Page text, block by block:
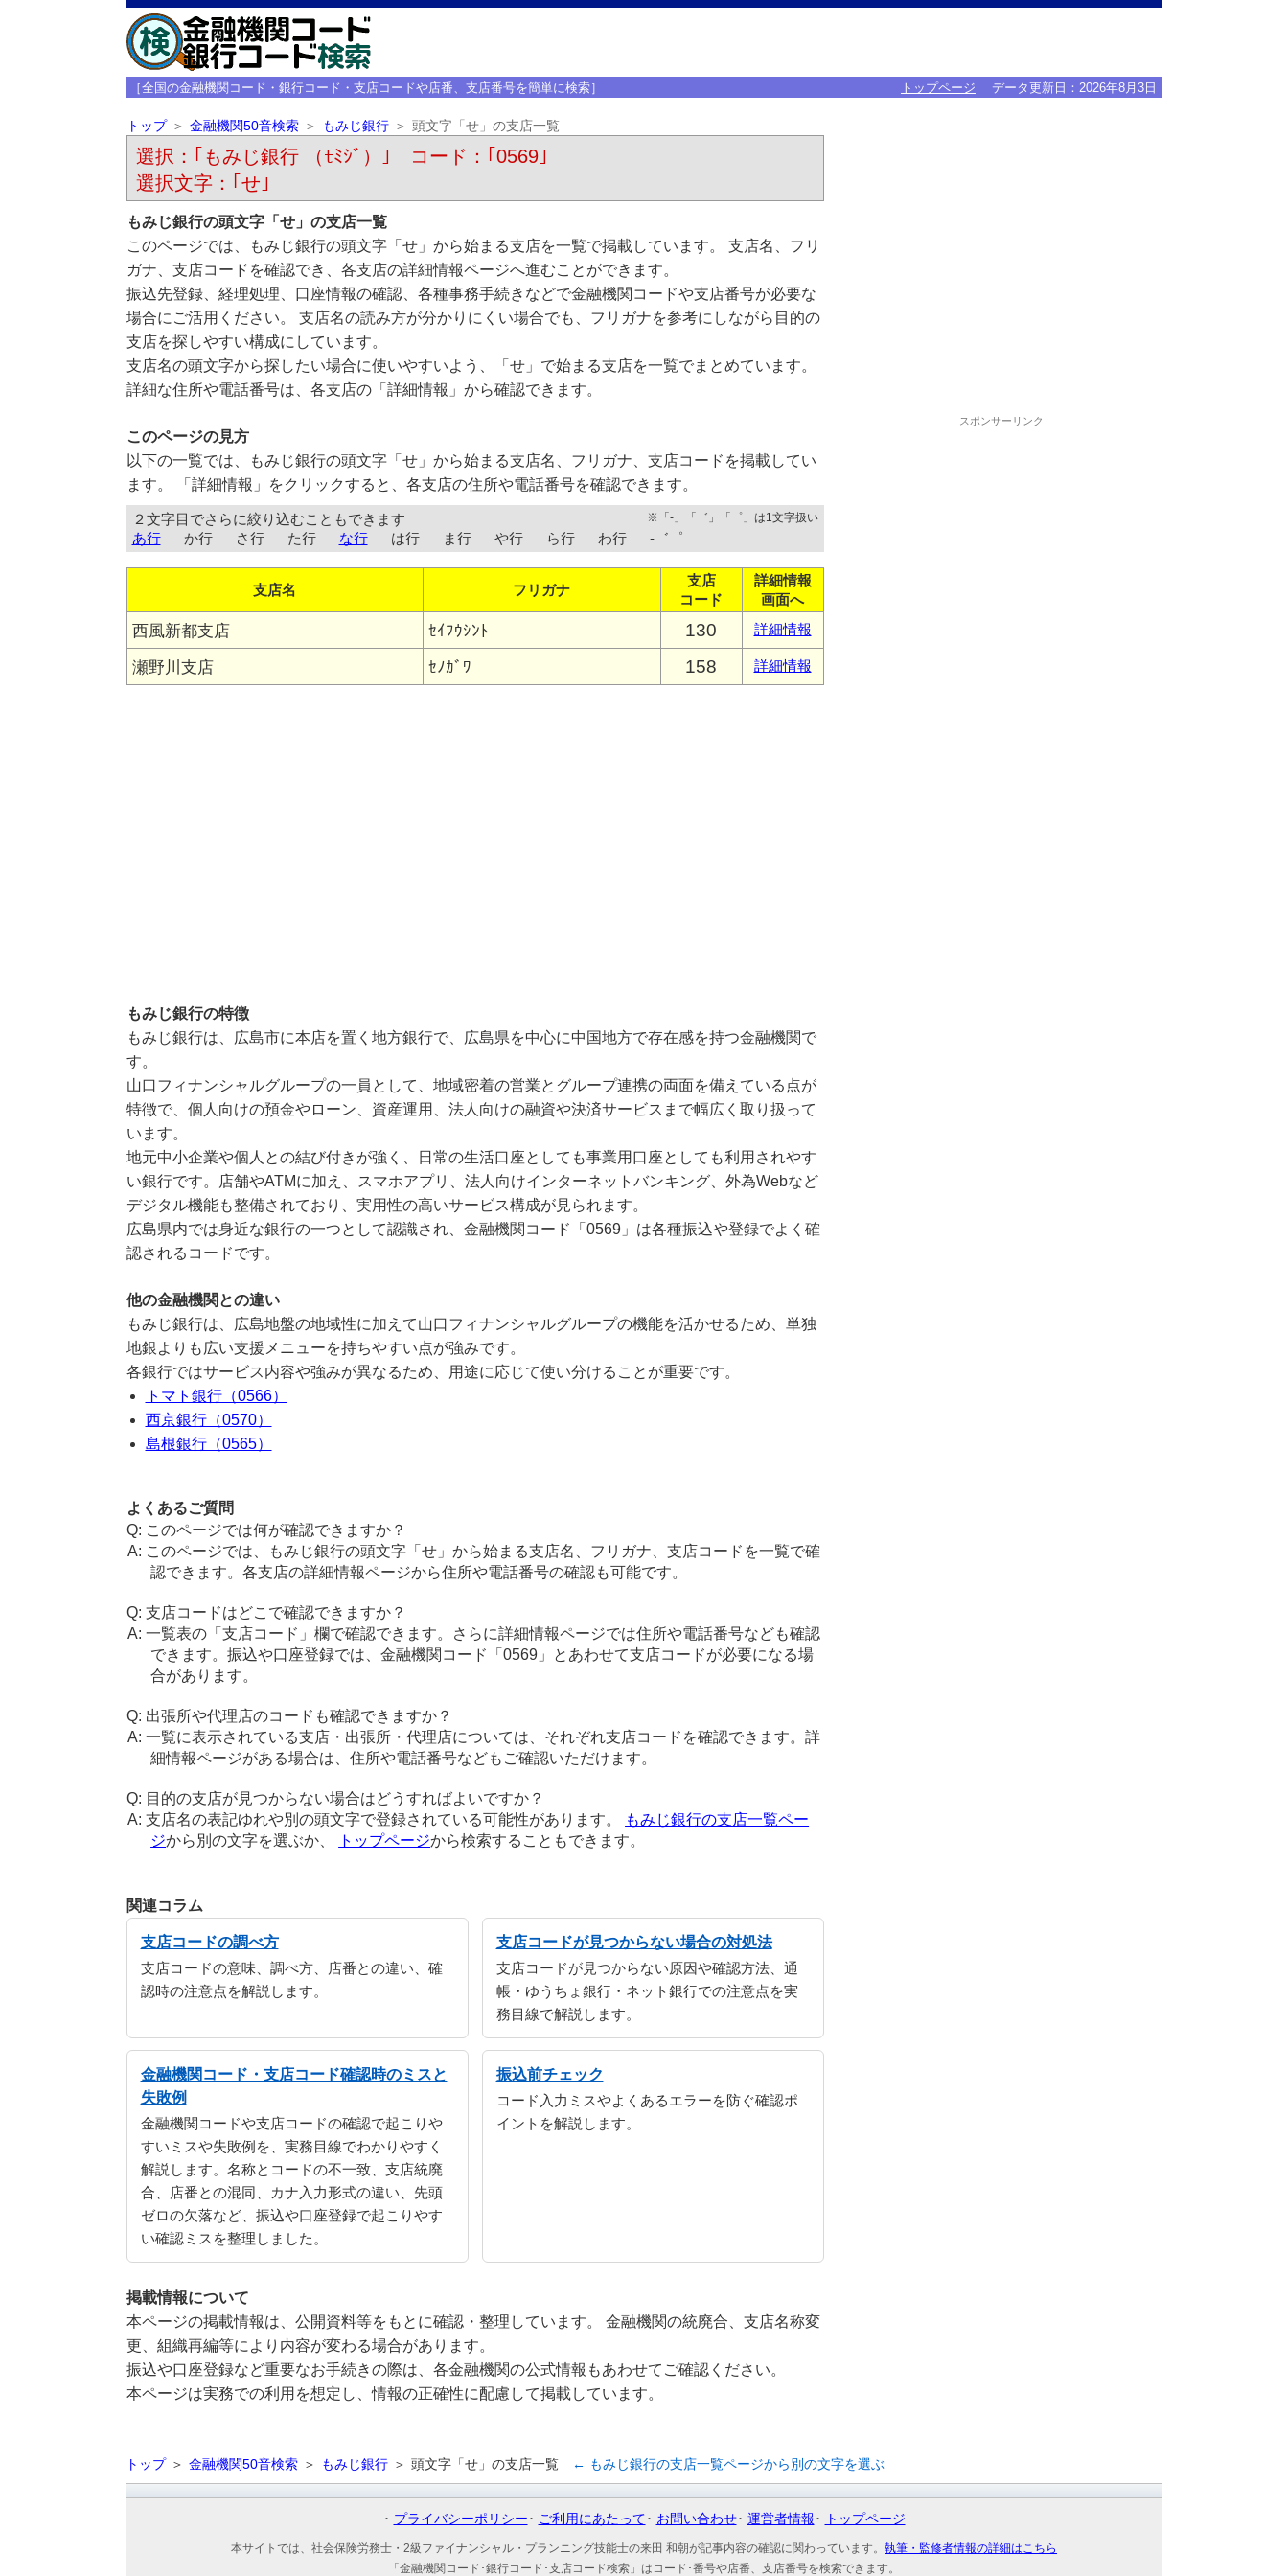
［全国の金融機関コード・銀行コード・支店コードや店番、支店番号を簡単に検索］ トップページ データ更新日： 2026年8月3日
トップ 金融機関50音検索 もみじ銀行 頭文字「せ」の支店一覧
選択：｢もみじ銀行 （ﾓﾐｼﾞ）｣ コード：｢0569｣
選択文字：｢せ｣
もみじ銀行の頭文字「せ」の支店一覧
このページでは、もみじ銀行の頭文字「せ」から始まる支店を一覧で掲載しています。 支店名、フリ
ガナ、支店コードを確認でき、各支店の詳細情報ページへ進むことができます。
振込先登録、経理処理、口座情報の確認、各種事務手続きなどで金融機関コードや支店番号が必要な
場合にご活用ください。 支店名の読み方が分かりにくい場合でも、フリガナを参考にしながら目的の
支店を探しやすい構成にしています。
支店名の頭文字から探したい場合に使いやすいよう、「せ」で始まる支店を一覧でまとめています。
詳細な住所や電話番号は、各支店の「詳細情報」から確認できます。
このページの見方
以下の一覧では、もみじ銀行の頭文字「せ」から始まる支店名、フリガナ、支店コードを掲載してい
ます。 「詳細情報」をクリックすると、各支店の住所や電話番号を確認できます。
２文字目でさらに絞り込むこともできます ※「-」「゛」「゜」は1文字扱い
あ行 か行 さ行 た行 な行 は行 ま行 や行 ら行 わ行 -゛゜
支店名 フリガナ
支店
コード
詳細情報
画面へ
西風新都支店 ｾｲﾌｳｼﾝﾄ 130 詳細情報
瀬野川支店 ｾﾉｶﾞﾜ 158 詳細情報
もみじ銀行の特徴
もみじ銀行は、広島市に本店を置く地方銀行で、広島県を中心に中国地方で存在感を持つ金融機関で
す。
山口フィナンシャルグループの一員として、地域密着の営業とグループ連携の両面を備えている点が
特徴で、個人向けの預金やローン、資産運用、法人向けの融資や決済サービスまで幅広く取り扱って
います。
地元中小企業や個人との結び付きが強く、日常の生活口座としても事業用口座としても利用されやす
い銀行です。店舗やATMに加え、スマホアプリ、法人向けインターネットバンキング、外為Webなど
デジタル機能も整備されており、実用性の高いサービス構成が見られます。
広島県内では身近な銀行の一つとして認識され、金融機関コード「0569」は各種振込や登録でよく確
認されるコードです。
他の金融機関との違い
もみじ銀行は、広島地盤の地域性に加えて山口フィナンシャルグループの機能を活かせるため、単独
地銀よりも広い支援メニューを持ちやすい点が強みです。
各銀行ではサービス内容や強みが異なるため、用途に応じて使い分けることが重要です。
トマト銀行（0566）
西京銀行（0570）
島根銀行（0565）
よくあるご質問
このページでは何が確認できますか？
このページでは、もみじ銀行の頭文字「せ」から始まる支店名、フリガナ、支店コードを一覧で確
認できます。各支店の詳細情報ページから住所や電話番号の確認も可能です。
支店コードはどこで確認できますか？
一覧表の「支店コード」欄で確認できます。さらに詳細情報ページでは住所や電話番号なども確認
できます。振込や口座登録では、金融機関コード「0569」とあわせて支店コードが必要になる場
合があります。
出張所や代理店のコードも確認できますか？
一覧に表示されている支店・出張所・代理店については、それぞれ支店コードを確認できます。詳
細情報ページがある場合は、住所や電話番号などもご確認いただけます。
目的の支店が見つからない場合はどうすればよいですか？
支店名の表記ゆれや別の頭文字で登録されている可能性があります。
もみじ銀行の支店一覧ペー
ジから別の文字を選ぶか、 トップページから検索することもできます。
関連コラム
支店コードの調べ方
支店コードの意味、調べ方、店番との違い、確
認時の注意点を解説します。
支店コードが見つからない場合の対処法
支店コードが見つからない原因や確認方法、通
帳・ゆうちょ銀行・ネット銀行での注意点を実
務目線で解説します。
金融機関コード・支店コード確認時のミスと
失敗例
金融機関コードや支店コードの確認で起こりや
すいミスや失敗例を、実務目線でわかりやすく
解説します。名称とコードの不一致、支店統廃
合、店番との混同、カナ入力形式の違い、先頭
ゼロの欠落など、振込や口座登録で起こりやす
い確認ミスを整理しました。
振込前チェック
コード入力ミスやよくあるエラーを防ぐ確認ポ
イントを解説します。
掲載情報について
本ページの掲載情報は、公開資料等をもとに確認・整理しています。 金融機関の統廃合、支店名称変
更、組織再編等により内容が変わる場合があります。
振込や口座登録など重要なお手続きの際は、各金融機関の公式情報もあわせてご確認ください。
本ページは実務での利用を想定し、情報の正確性に配慮して掲載しています。
スポンサーリンク
トップ 金融機関50音検索 もみじ銀行 頭文字「せ」の支店一覧 ← もみじ銀行の支店一覧ページから別の文字を選ぶ
プライバシーポリシー ご利用にあたって お問い合わせ 運営者情報 トップページ
本サイトでは、社会保険労務士・2級ファイナンシャル・プランニング技能士の来田 和朝が記事内容の確認に関わっています。 執筆・監修者情報の詳細はこちら
「金融機関コード･銀行コード･支店コード検索」はコード･番号や店番、支店番号を検索できます。